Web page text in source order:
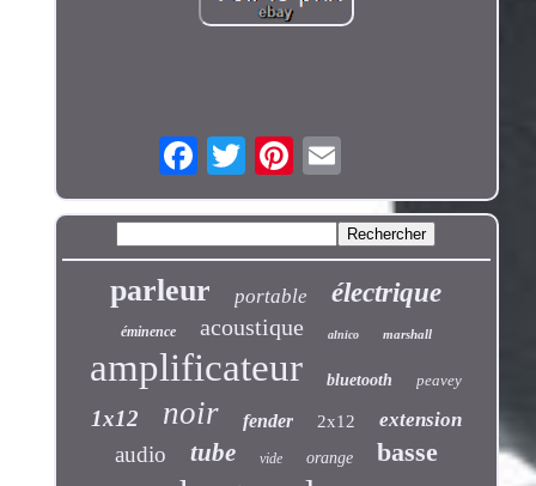
parleur portable électrique
éminence acoustique alnico marshall
amplificateur bluetooth peavey
1x12 noir fender 2x12 extension
audio tube vide orange basse